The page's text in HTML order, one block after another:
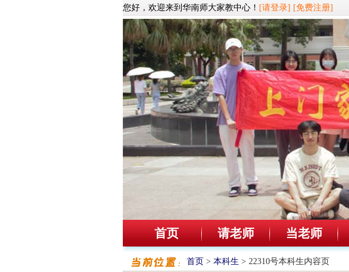
您好，欢迎来到华南师大家教中心！ [请登录] [免费注册]
首页 请老师 当老师
首页 > 本科生 > 22310号本科生内容页